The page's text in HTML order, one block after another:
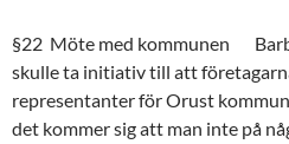
§22 Möte med kommunen
skulle ta initiativ till att
representanter för Orust
det kommer sig att man inte på